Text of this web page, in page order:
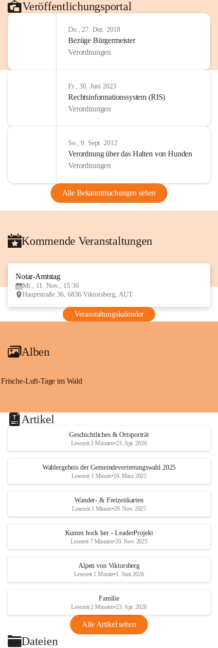
Veröffentlichungsportal
Do., 27. Dez. 2018
Bezüge Bürgermeister
Verordnungen
Fr., 30. Juni 2023
Rechtsinformationssystem (RIS)
Verordnungen
So., 9. Sept. 2012
Verordnung über das Halten von Hunden
Verordnungen
Alle Bekanntmachungen sehen
Kommende Veranstaltungen
Notar-Amtstag
Mi., 11. Nov., 15:30
Hauptstraße 36, 6836 Viktorsberg, AUT
Veranstaltungskalender
Alben
Frische-Luft-Tage im Wald
Artikel
Geschichtliches & Ortsporträt
Lesezeit 3 Minuten•23. Apr. 2026
Wahlergebnis der Gemeindevertretungswahl 2025
Lesezeit 1 Minute•16. März 2025
Wander- & Freizeitkarten
Lesezeit 1 Minute•20. Nov. 2025
Kumm hock her - LeaderProjekt
Lesezeit 7 Minuten•20. Nov. 2025
Alpen von Viktorsberg
Lesezeit 1 Minute•1. Juni 2026
Familie
Lesezeit 2 Minuten•23. Apr. 2026
Alle Artikel sehen
Dateien